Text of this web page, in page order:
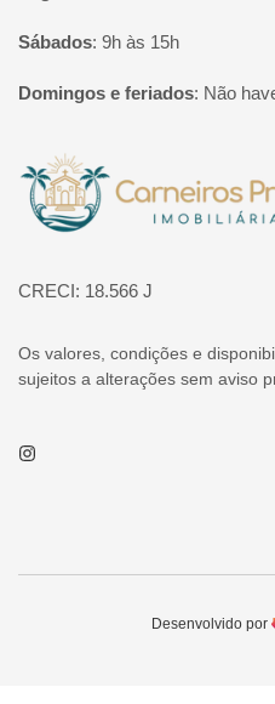
Sábados: 9h às 15h
Domingos e feriados: Não
Página inicial
CRECI: 18.566 J
Os valores, condições e
sujeitos a alterações sem aviso
Instagram
Desenvolvido por